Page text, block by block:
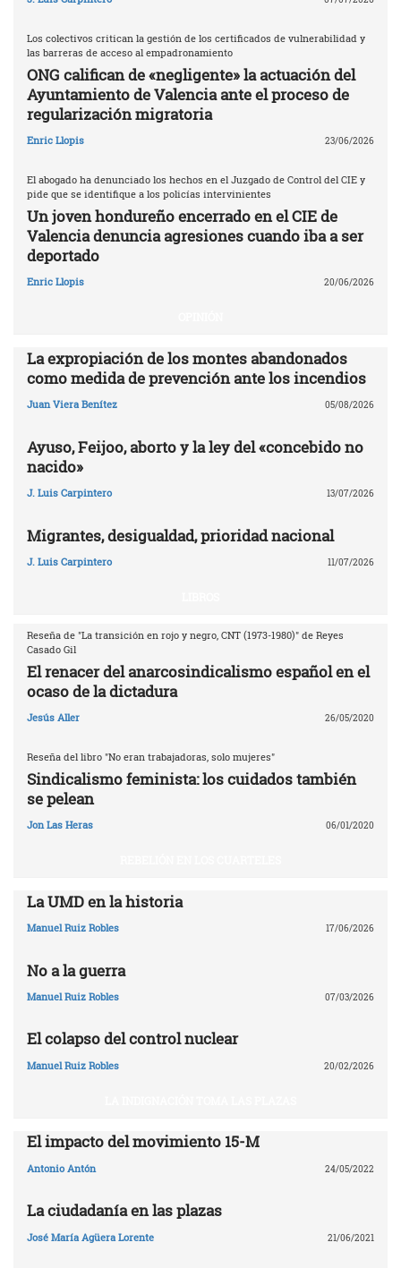
Los colectivos critican la gestión de los certificados de vulnerabilidad y
las barreras de acceso al empadronamiento
ONG califican de «negligente» la actuación del
Ayuntamiento de Valencia ante el proceso de
regularización migratoria
Enric Llopis 23/06/2026
El abogado ha denunciado los hechos en el Juzgado de Control del CIE y
pide que se identifique a los policías intervinientes
Un joven hondureño encerrado en el CIE de
Valencia denuncia agresiones cuando iba a ser
deportado
Enric Llopis 20/06/2026
La expropiación de los montes abandonados
como medida de prevención ante los incendios
Juan Viera Benítez 05/08/2026
Ayuso, Feijoo, aborto y la ley del «concebido no
nacido»
J. Luis Carpintero 13/07/2026
Migrantes, desigualdad, prioridad nacional
J. Luis Carpintero 11/07/2026
Reseña de "La transición en rojo y negro, CNT (1973-1980)" de Reyes
Casado Gil
El renacer del anarcosindicalismo español en el
ocaso de la dictadura
Jesús Aller 26/05/2020
Reseña del libro "No eran trabajadoras, solo mujeres"
Sindicalismo feminista: los cuidados también
se pelean
Jon Las Heras 06/01/2020
La UMD en la historia
Manuel Ruiz Robles 17/06/2026
No a la guerra
Manuel Ruiz Robles 07/03/2026
El colapso del control nuclear
Manuel Ruiz Robles 20/02/2026
El impacto del movimiento 15-M
Antonio Antón 24/05/2022
La ciudadanía en las plazas
José María Agüera Lorente 21/06/2021